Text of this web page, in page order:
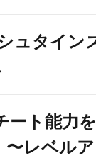
ュタイン
ート能力
〜レベル